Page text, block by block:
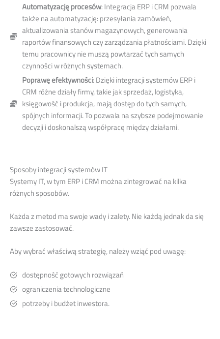
Automatyzację procesów: Integracja ERP i CRM pozwala
także na automatyzację: przesyłania zamówień,
aktualizowania stanów magazynowych, generowania
raportów finansowych czy zarządzania płatnościami. Dzięki
temu pracownicy nie muszą powtarzać tych samych
czynności w różnych systemach.
Poprawę efektywności: Dzięki integracji systemów ERP i
CRM różne działy firmy, takie jak sprzedaż, logistyka,
księgowość i produkcja, mają dostęp do tych samych,
spójnych informacji. To pozwala na szybsze podejmowanie
decyzji i doskonalszą współpracę między działami.
Sposoby integracji systemów IT
Systemy IT, w tym ERP i CRM można zintegrować na kilka
różnych sposobów.
Każda z metod ma swoje wady i zalety. Nie każdą jednak da się
zawsze zastosować.
Aby wybrać właściwą strategię, należy wziąć pod uwagę:
dostępność gotowych rozwiązań
ograniczenia technologiczne
potrzeby i budżet inwestora.